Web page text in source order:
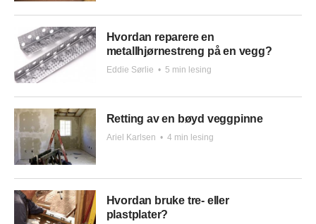
Hvordan reparere en
metallhjørnestreng på en vegg?
Eddie Sørlie • 5 min lesing
Retting av en bøyd veggpinne
Ariel Karlsen • 4 min lesing
Hvordan bruke tre- eller
plastplater?